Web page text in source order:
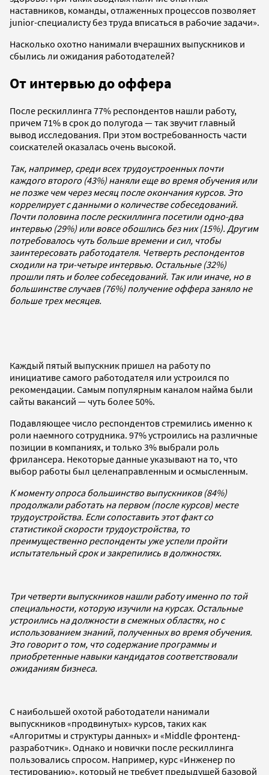
наставников, команды, отлаженных процессов позволяет
junior-специалисту без труда вписаться в рабочие задачи».
Насколько охотно нанимали вчерашних выпускников и
сбылись ли ожидания работодателей?
От интервью до оффера
После рескиллинга 77% респондентов нашли работу,
причем 71% в срок до полугода — так звучит главный
вывод исследования. При этом востребованность части
соискателей оказалась очень высокой.
Так, например, среди всех трудоустроенных почти
каждого второго (43%) наняли еще во время обучения или
не позже чем через месяц после окончания курсов. Это
коррелирует с данными о количестве собеседований.
Почти половина после рескиллинга посетили одно-два
интервью (29%) или вовсе обошлись без них (15%). Другим
потребовалось чуть больше времени и сил, чтобы
заинтересовать работодателя. Четверть респондентов
сходили на три-четыре интервью. Остальные (32%)
прошли пять и более собеседований. Так или иначе, но в
большинстве случаев (76%) получение оффера заняло не
больше трех месяцев.
Каждый пятый выпускник пришел на работу по
инициативе самого работодателя или устроился по
рекомендации. Самым популярным каналом найма были
сайты вакансий — чуть более 50%.
Подавляющее число респондентов стремились именно к
роли наемного сотрудника. 97% устроились на различные
позиции в компаниях, и только 3% выбрали роль
фрилансера. Некоторые данные указывают на то, что
выбор работы был целенаправленным и осмысленным.
К моменту опроса большинство выпускников (84%)
продолжали работать на первом (после курсов) месте
трудоустройства. Если сопоставить этот факт со
статистикой скорости трудоустройства, то
преимущественно респонденты уже успели пройти
испытательный срок и закрепились в должностях.
Три четверти выпускников нашли работу именно по той
специальности, которую изучили на курсах. Остальные
устроились на должности в смежных областях, но с
использованием знаний, полученных во время обучения.
Это говорит о том, что содержание программы и
приобретенные навыки кандидатов соответствовали
ожиданиям бизнеса.
С наибольшей охотой работодатели нанимали
выпускников «продвинутых» курсов, таких как
«Алгоритмы и структуры данных» и «Middle фронтенд-
разработчик». Однако и новички после рескиллинга
пользовались спросом. Например, курс «Инженер по
тестированию», который не требует предыдущей базовой